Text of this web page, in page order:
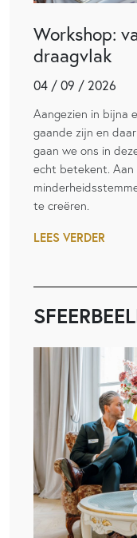
Workshop:
draagvlak
04 / 09 / 2026
Aangezien in bijna
gaande zijn en
gaan we ons in
echt betekent.
te creëren.
LEES VERDER